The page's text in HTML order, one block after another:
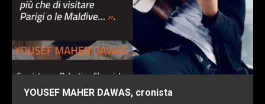
YOUSEF MAHER DAWAS, cronista